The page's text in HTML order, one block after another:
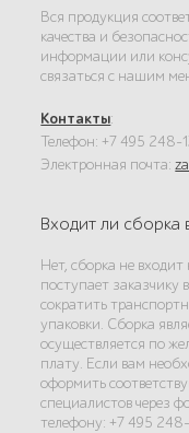
Вся продукция
качества и
информации или
связаться с нашим
Контакты:
Телефон: +7 495 248-
Электронная почта:
Входит ли сборка
Нет, сборка не
поступает заказчику
сократить
упаковки. Сборка
осуществляется по
плату. Если вам
оформить
специалистов через
телефону: +7 495